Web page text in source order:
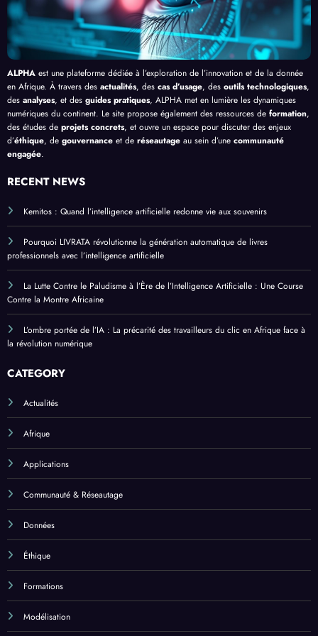
ALPHA est une plateforme dédiée à l’exploration de l’innovation et de la donnée
en Afrique. À travers des actualités, des cas d’usage, des outils technologiques,
des analyses, et des guides pratiques, ALPHA met en lumière les dynamiques
numériques du continent. Le site propose également des ressources de formation,
des études de projets concrets, et ouvre un espace pour discuter des enjeux
d’éthique, de gouvernance et de réseautage au sein d’une communauté
engagée.
RECENT NEWS
Kemitos : Quand l’intelligence artificielle redonne vie aux souvenirs
Pourquoi LIVRATA révolutionne la génération automatique de livres
professionnels avec l’intelligence artificielle
La Lutte Contre le Paludisme à l’Ère de l’Intelligence Artificielle : Une Course
Contre la Montre Africaine
L’ombre portée de l’IA : La précarité des travailleurs du clic en Afrique face à
la révolution numérique
CATEGORY
Actualités
Afrique
Applications
Communauté & Réseautage
Données
Éthique
Formations
Modélisation